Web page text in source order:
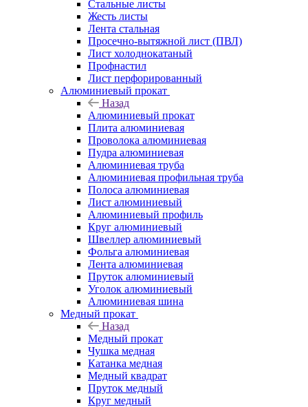
Стальные листы
Жесть листы
Лента стальная
Просечно-вытяжной лист (ПВЛ)
Лист холоднокатаный
Профнастил
Лист перфорированный
Алюминиевый прокат
Назад
Алюминиевый прокат
Плита алюминиевая
Проволока алюминиевая
Пудра алюминиевая
Алюминиевая труба
Алюминиевая профильная труба
Полоса алюминиевая
Лист алюминиевый
Алюминиевый профиль
Круг алюминиевый
Швеллер алюминиевый
Фольга алюминиевая
Лента алюминиевая
Пруток алюминиевый
Уголок алюминиевый
Алюминиевая шина
Медный прокат
Назад
Медный прокат
Чушка медная
Катанка медная
Медный квадрат
Пруток медный
Круг медный